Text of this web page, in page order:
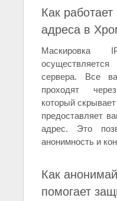
Как
адреса в
Маскировка
сервера. Все
проходят
который
предоставляет
адрес. Это
анонимность и
Как
помогает